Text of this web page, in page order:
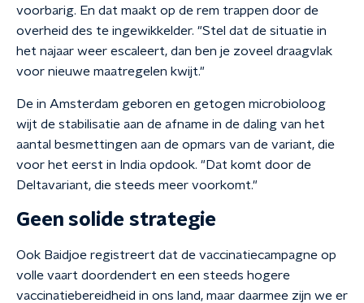
voorbarig. En dat maakt op de rem trappen door de
overheid des te ingewikkelder. "Stel dat de situatie in
het najaar weer escaleert, dan ben je zoveel draagvlak
voor nieuwe maatregelen kwijt."
De in Amsterdam geboren en getogen microbioloog
wijt de stabilisatie aan de afname in de daling van het
aantal besmettingen aan de opmars van de variant, die
voor het eerst in India opdook. "Dat komt door de
Deltavariant, die steeds meer voorkomt."
Geen solide strategie
Ook Baidjoe registreert dat de vaccinatiecampagne op
volle vaart doordendert en een steeds hogere
vaccinatiebereidheid in ons land, maar daarmee zijn we er